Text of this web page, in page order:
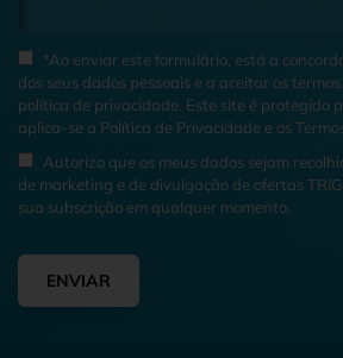
*Ao enviar este formulário, está a
dos seus dados pessoais e a aceitar os
política de privacidade. Este site é protegido
aplica-se a Política de Privacidade e os
Autorizo que os meus dados sejam
de marketing e de divulgação de ofertas
sua subscrição em qualquer momento.
ENVIAR